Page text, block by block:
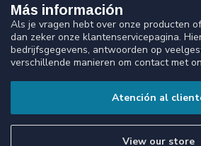
Más información
Als je vragen hebt over onze producten
dan zeker onze klantenservicepagina.
bedrijfsgegevens, antwoorden op
verschillende manieren om contact met
Atención al
View our store